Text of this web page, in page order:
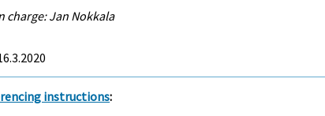
charge: Jan Nokkala
instructions: